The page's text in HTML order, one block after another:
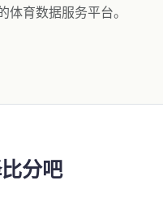
育数据服务平台。
分吧